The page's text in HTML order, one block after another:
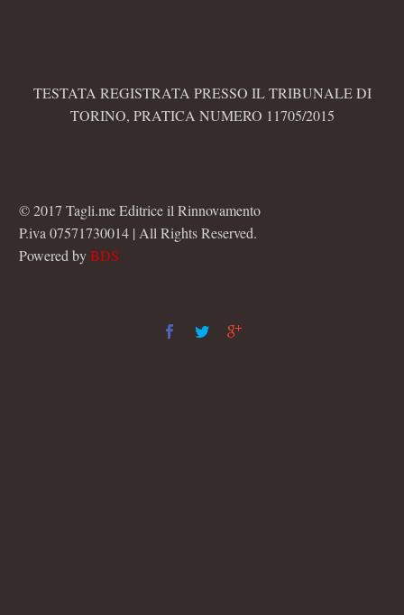
TESTATA REGISTRATA PRESSO IL TRIBUNALE DI
TORINO, PRATICA NUMERO 11705/2015
© 2017 Tagli.me Editrice il Rinnovamento
P.iva 07571730014 | All Rights Reserved.
Powered byBDS